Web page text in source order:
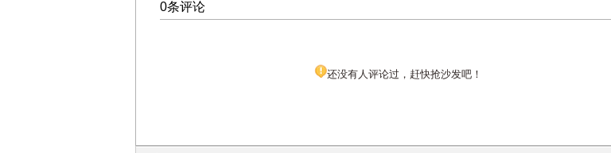
0条评论
还没有人评论过，赶快抢沙发吧！